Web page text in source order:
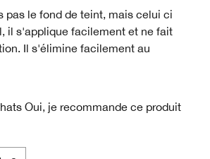
pas le fond de teint, mais celui ci
il s'applique facilement et ne fait
Il s'élimine facilement au
Oui, je recommande ce produit